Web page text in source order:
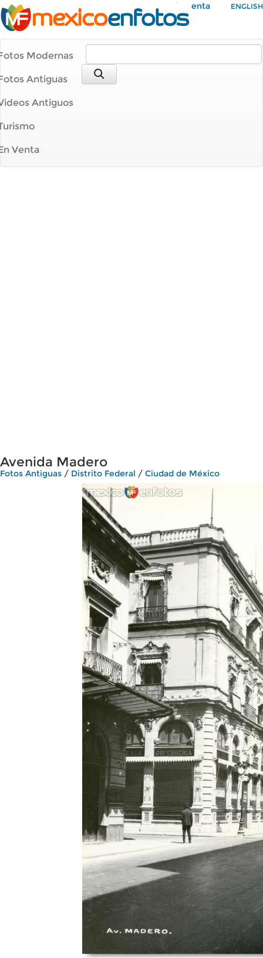
Mi Cuenta ENGLISH
Modernas
Antiguas
Antiguos
Venta
Avenida Madero
Fotos Antiguas / Distrito Federal / Ciudad de México